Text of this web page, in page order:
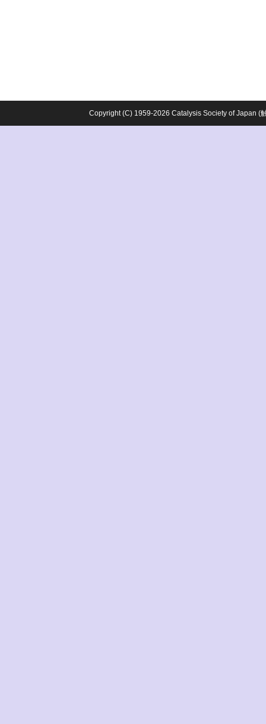
Copyright (C) 1959-2026 Catalysis Society of Japan (